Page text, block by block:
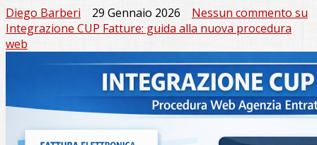
Diego Barberi 29 Gennaio 2026 Nessun commento su
Integrazione CUP Fatture: guida alla nuova procedura
web